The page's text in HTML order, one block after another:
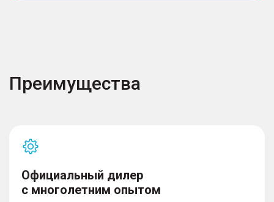
Преимущества
Официальный дилер
с многолетним опытом